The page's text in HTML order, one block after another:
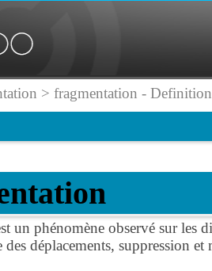
> fragmentation - Definition
un phénomène observé sur les
déplacements, suppression